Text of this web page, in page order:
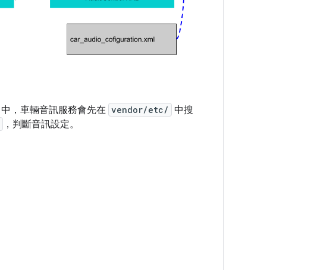
中，車輛音訊服務會先在 vendor/etc/ 中搜
，判斷音訊設定。